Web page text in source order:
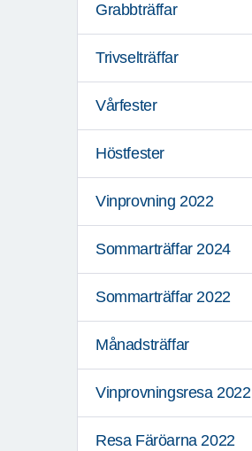
Grabbträffar
Trivselträffar
Vårfester
Höstfester
Vinprovning 2022
Sommarträffar 2024
Sommarträffar 2022
Månadsträffar
Vinprovningsresa 2022
Resa Färöarna 2022